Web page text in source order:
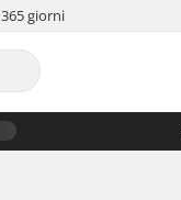
giorni